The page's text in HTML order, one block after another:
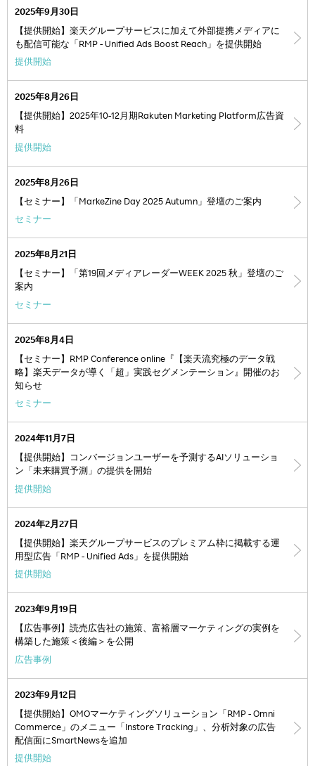
2025年9月30日
【提供開始】楽天グループサービスに加えて外部提携メディアに
も配信可能な「RMP - Unified Ads Boost Reach」を提供開始
提供開始
2025年8月26日
【提供開始】2025年10-12月期Rakuten Marketing Platform広告資
料
提供開始
2025年8月26日
【セミナー】「MarkeZine Day 2025 Autumn」登壇のご案内
セミナー
2025年8月21日
【セミナー】「第19回メディアレーダーWEEK 2025 秋」登壇のご
案内
セミナー
2025年8月4日
【セミナー】RMP Conference online『【楽天流究極のデータ戦
略】楽天データが導く「超」実践セグメンテーション』開催のお
知らせ
セミナー
2024年11月7日
【提供開始】コンバージョンユーザーを予測するAIソリューショ
ン「未来購買予測」の提供を開始
提供開始
2024年2月27日
【提供開始】楽天グループサービスのプレミアム枠に掲載する運
用型広告「RMP - Unified Ads」を提供開始
提供開始
2023年9月19日
【広告事例】読売広告社の施策、富裕層マーケティングの実例を
構築した施策＜後編＞を公開
広告事例
2023年9月12日
【提供開始】OMOマーケティングソリューション「RMP - Omni
Commerce」のメニュー「Instore Tracking」、分析対象の広告
配信面にSmartNewsを追加
提供開始